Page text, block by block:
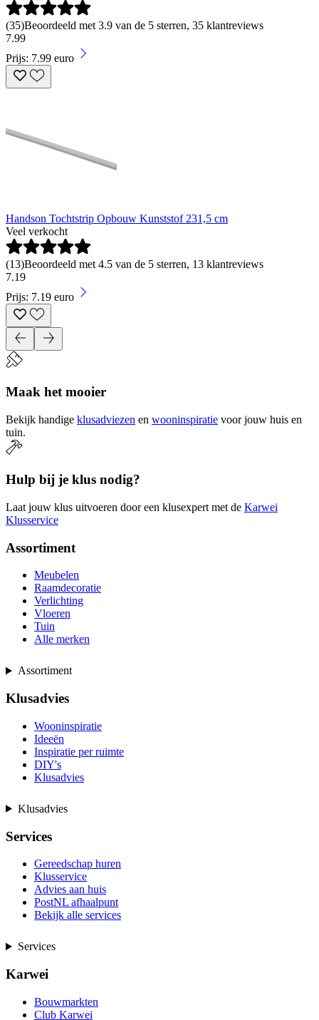
(35)Beoordeeld met 3.9 van de 5 sterren, 35 klantreviews
7.99
Prijs: 7.99 euro
Handson Tochtstrip Opbouw Kunststof 231,5 cm
Veel verkocht
(13)Beoordeeld met 4.5 van de 5 sterren, 13 klantreviews
7.19
Prijs: 7.19 euro
Maak het mooier
Bekijk handige klusadviezen en wooninspiratie voor jouw huis en
tuin.
Hulp bij je klus nodig?
Laat jouw klus uitvoeren door een klusexpert met de Karwei
Klusservice
Assortiment
Meubelen
Raamdecoratie
Verlichting
Vloeren
Tuin
Alle merken
Assortiment
Klusadvies
Wooninspiratie
Ideeën
Inspiratie per ruimte
DIY's
Klusadvies
Klusadvies
Services
Gereedschap huren
Klusservice
Advies aan huis
PostNL afhaalpunt
Bekijk alle services
Services
Karwei
Bouwmarkten
Club Karwei